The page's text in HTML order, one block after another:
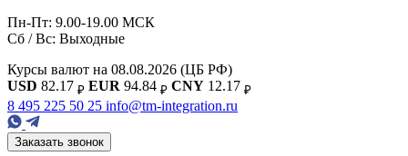
Пн-Пт: 9.00-19.00 МСК
Сб / Вс: Выходные
Курсы валют на 08.08.2026 (ЦБ РФ)
USD 82.17 ₽ EUR 94.84 ₽ CNY 12.17 ₽
8 495 225 50 25 info@tm-integration.ru
Заказать звонок